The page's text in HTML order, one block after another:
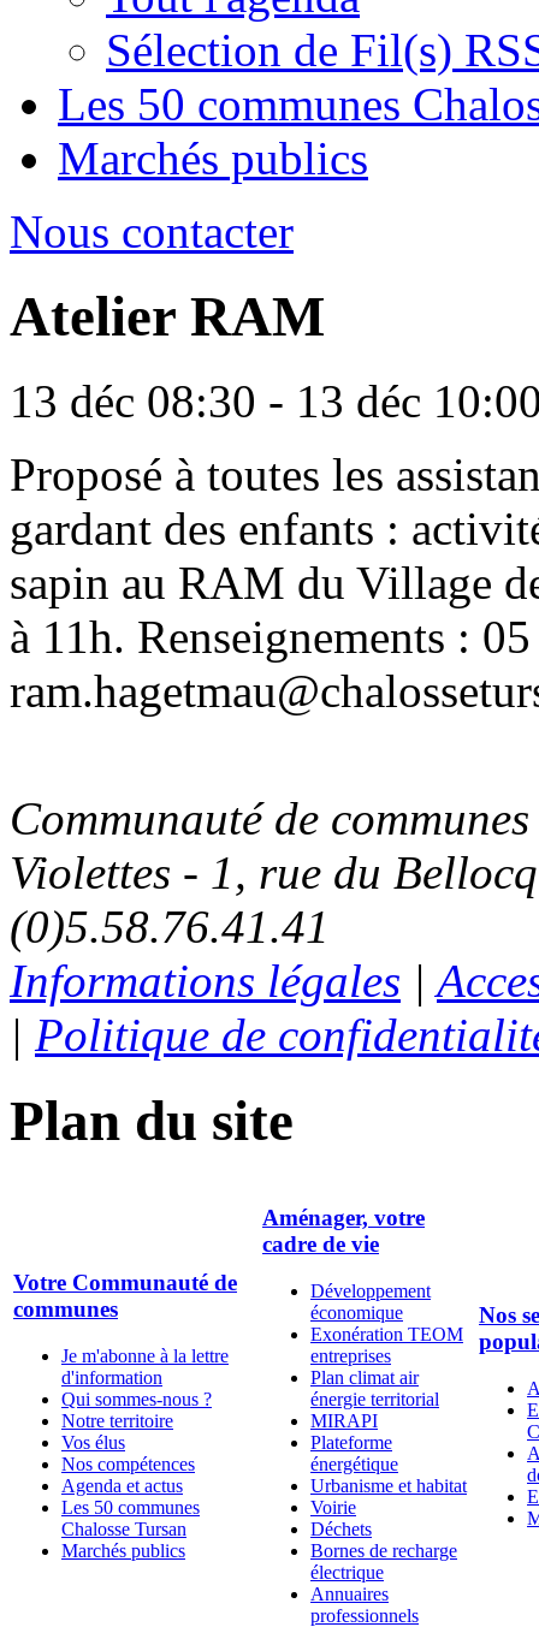
Sélection de Fil(s)
Les 50 communes
Marchés publics
Nous contacter
Atelier RAM
13 déc 08:30 - 13 déc
Proposé à toutes les
gardant des enfants :
sapin au RAM du Village
à 11h. Renseignements :
Communauté de
Violettes - 1, rue du
(0)5.58.76.41.41
Informations légales |
| Politique de
Plan du site
Votre Communauté de
communes
Je m'abonne à la lettre
d'information
Qui sommes-nous ?
Notre territoire
Vos élus
Nos compétences
Agenda et actus
Les 50 communes
Chalosse Tursan
Marchés publics
Aménager, votre
cadre de vie
Développement
économique
Exonération TEOM
entreprises
Plan climat air
énergie territorial
MIRAPI
Plateforme
énergétique
Urbanisme et habitat
Voirie
Déchets
Bornes de recharge
électrique
Annuaires
professionnels
Nos